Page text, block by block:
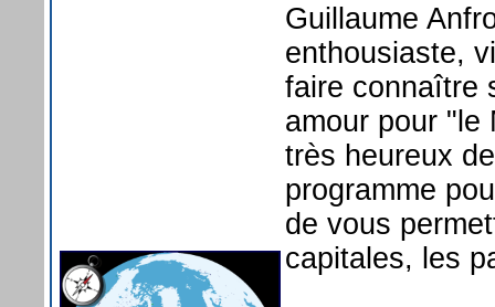
Guillaume
enthousiaste,
faire connaître
amour pour "le
très heureux
programme
de vous
capitales, les